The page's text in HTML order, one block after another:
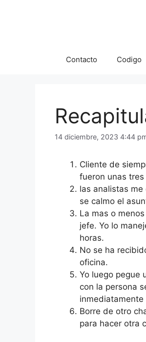
Contacto Codigo
14 diciembre, 2023 4:44
Cliente de
fueron unas tres
las analistas
se calmo el
La mas o
jefe. Yo lo
horas.
No se ha
oficina.
Yo luego pegue
con la persona
inmediatamente
Borre de otro
para hacer otra